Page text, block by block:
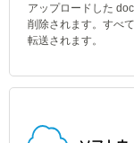
アップロードした
削除されます。すべ
転送されます。